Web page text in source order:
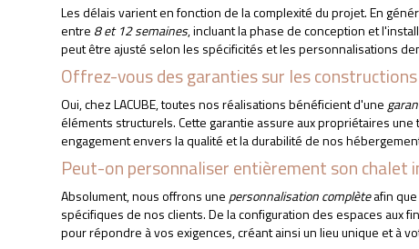
APPELEZ-NOUS DEVIS GRATUIT
Les délais varient en fonction de la complexité du projet. En
entre 8 et 12 semaines, incluant la phase de conception et
peut être ajusté selon les spécificités et les personnalisations
Offrez-vous des garanties sur les constructions
Oui, chez LACUBE, toutes nos réalisations bénéficient d'une
éléments structurels. Cette garantie assure aux propriétaires
engagement envers la qualité et la durabilité de nos
Peut-on personnaliser entièrement son chalet
Absolument, nous offrons unepersonnalisation complèteafin
spécifiques de nos clients. De la configuration des espaces aux
pour répondre à vos exigences, créant ainsi un lieu unique et à